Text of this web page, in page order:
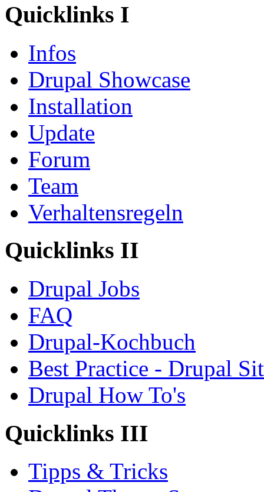
Quicklinks I
Infos
Drupal Showcase
Installation
Update
Forum
Team
Verhaltensregeln
Quicklinks II
Drupal Jobs
FAQ
Drupal-Kochbuch
Best Practice - Drupal
Drupal How To's
Quicklinks III
Tipps & Tricks